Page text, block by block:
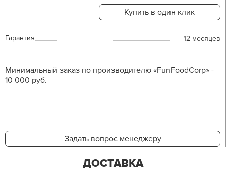
Купить в один клик
Гарантия 12 месяцев
Минимальный заказ по производителю «FunFoodCorp» -
10 000 руб.
Задать вопрос менеджеру
ДОСТАВКА